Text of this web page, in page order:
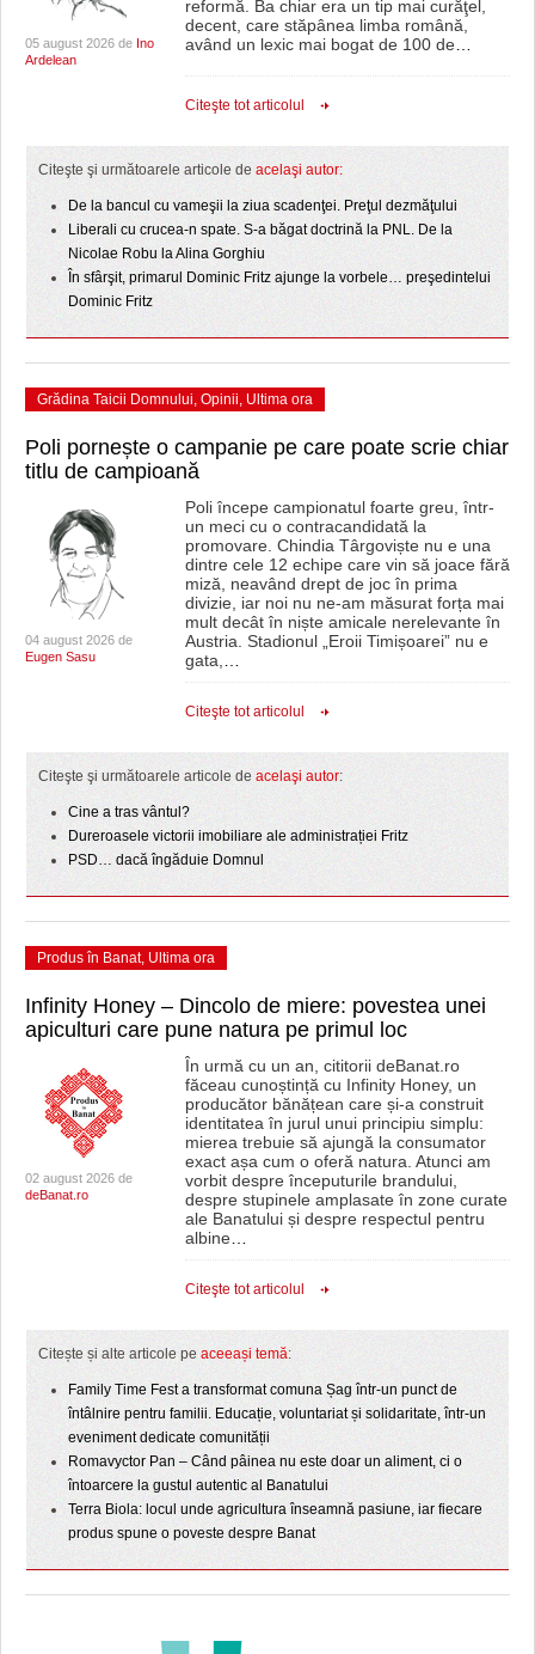
05 august 2026 de Ino
Ardelean
reformă. Ba chiar era un tip mai curăţel,
decent, care stăpânea limba română,
având un lexic mai bogat de 100 de…
Citeşte tot articolul
Citeşte şi următoarele articole de acelaşi autor:
De la bancul cu vameşii la ziua scadenţei. Preţul dezmăţului
Liberali cu crucea-n spate. S-a băgat doctrină la PNL. De la
Nicolae Robu la Alina Gorghiu
În sfârşit, primarul Dominic Fritz ajunge la vorbele… preşedintelui
Dominic Fritz
Grădina Taicii Domnului Opinii Ultima ora
Poli pornește o campanie pe care poate scrie chiar
titlu de campioană
04 august 2026 de
Eugen Sasu
Poli începe campionatul foarte greu, într-
un meci cu o contracandidată la
promovare. Chindia Târgoviște nu e una
dintre cele 12 echipe care vin să joace fără
miză, neavând drept de joc în prima
divizie, iar noi nu ne-am măsurat forța mai
mult decât în niște amicale nerelevante în
Austria. Stadionul „Eroii Timișoarei” nu e
gata,
Citeşte tot articolul
Citeşte şi următoarele articole de acelaşi autor:
Cine a tras vântul?
Dureroasele victorii imobiliare ale administrației Fritz
PSD… dacă îngăduie Domnul
Produs în Banat, Ultima ora
Infinity Honey – Dincolo de miere: povestea unei
apiculturi care pune natura pe primul loc
02 august 2026 de
deBanat.ro
În urmă cu un an, cititorii deBanat.ro
făceau cunoștință cu Infinity Honey, un
producător bănățean care și-a construit
identitatea în jurul unui principiu simplu:
mierea trebuie să ajungă la consumator
exact așa cum o oferă natura. Atunci am
vorbit despre începuturile brandului,
despre stupinele amplasate în zone curate
ale Banatului și despre respectul pentru
albine…
Citeşte tot articolul
Citește și alte articole pe aceeași temă:
Family Time Fest a transformat comuna Șag într-un punct de
întâlnire pentru familii. Educație, voluntariat și solidaritate, într-un
eveniment dedicate comunității
Romavyctor Pan – Când pâinea nu este doar un aliment, ci o
întoarcere la gustul autentic al Banatului
Terra Biola: locul unde agricultura înseamnă pasiune, iar fiecare
produs spune o poveste despre Banat